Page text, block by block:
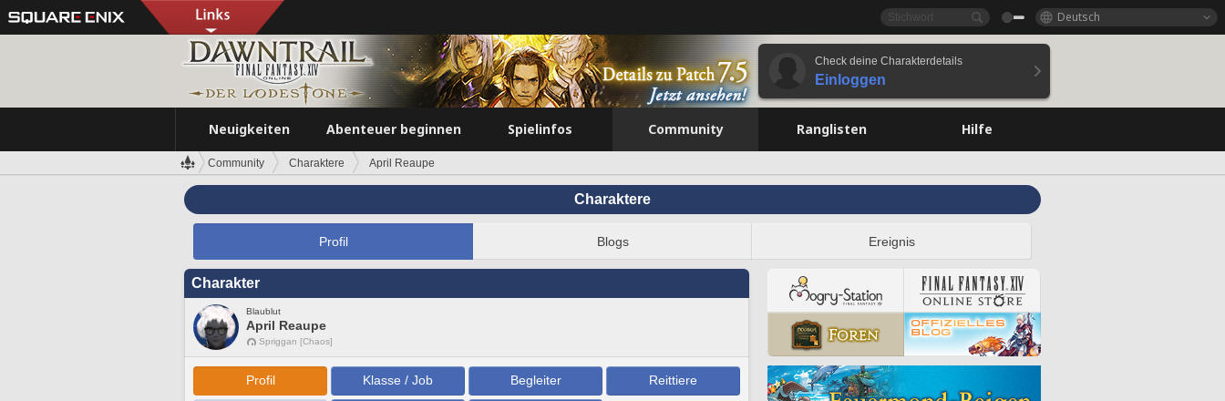
Deutsch
Check deine Charakterdetails
Einloggen
Neuigkeiten Abenteuer beginnen Spielinfos Community Ranglisten Hilfe
Community Charaktere April Reaupe
Charaktere
Profil Blogs Ereignis
Charakter
Blaublut
April Reaupe
Spriggan [Chaos]
Profil Klasse / Job Begleiter Reittiere